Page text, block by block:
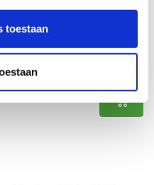
toestaan
Predator UVPC 13 tpi